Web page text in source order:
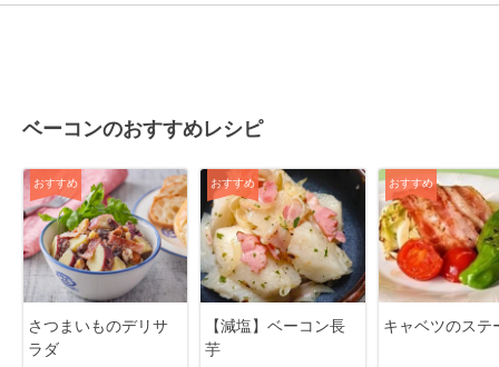
ベーコンのおすすめレシピ
おすすめ
さつまいものデリサ
ラダ
おすすめ
【減塩】ベーコン長
芋
おすすめ
キャベツのステ